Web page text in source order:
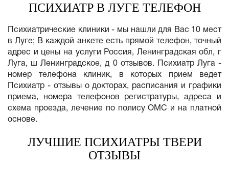
ПСИХИАТР В ЛУГЕ ТЕЛЕФОН
Психиатрические клиники - мы нашли для Вас 10 мест
в Луге; В каждой анкете есть прямой телефон, точный
адрес и цены на услуги Россия, Ленинградская обл, г
Луга, ш Ленинградское, д 0 отзывов. Психиатр Луга -
номер телефона клиник, в которых прием ведет
Психиатр - отзывы о докторах, расписания и графики
приема, номера телефонов регистратуры, адреса и
схема проезда, лечение по полису ОМС и на платной
основе.
ЛУЧШИЕ ПСИХИАТРЫ ТВЕРИ
ОТЗЫВЫ